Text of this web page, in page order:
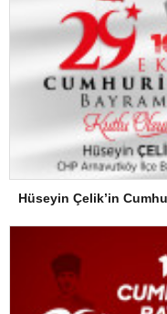
Hüseyin Çelik’in